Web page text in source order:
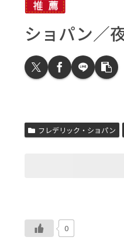
ショパン／
フレデリック・ショパン
0